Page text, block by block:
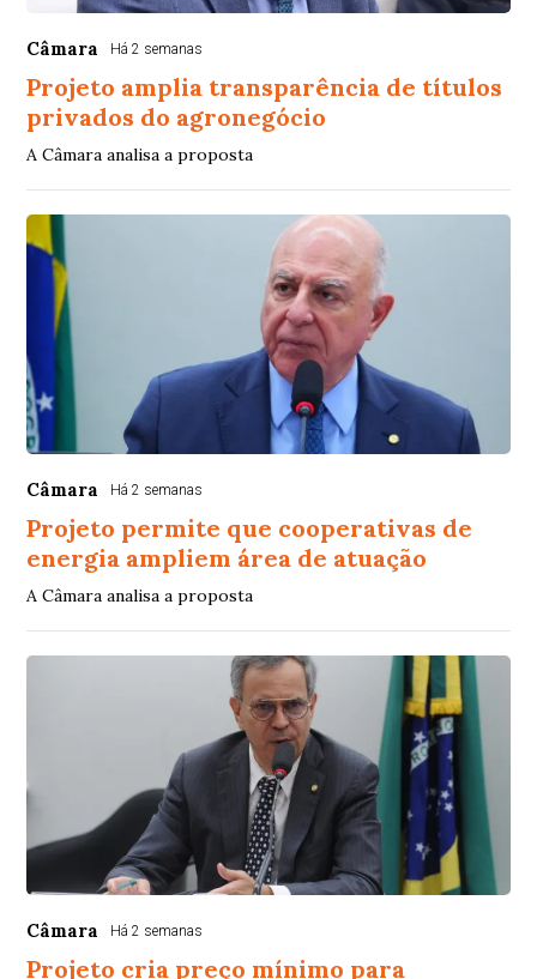
Câmara Há 2 semanas
Projeto amplia transparência de títulos
privados do agronegócio
A Câmara analisa a proposta
Câmara Há 2 semanas
Projeto permite que cooperativas de
energia ampliem área de atuação
A Câmara analisa a proposta
Câmara Há 2 semanas
Projeto cria preço mínimo para